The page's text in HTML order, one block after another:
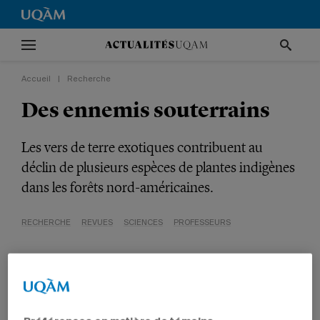
Accueil Recherche
Des ennemis souterrains
Les vers de terre exotiques contribuent au
déclin de plusieurs espèces de plantes indigènes
dans les forêts nord-américaines.
RECHERCHE REVUES SCIENCES PROFESSEURS